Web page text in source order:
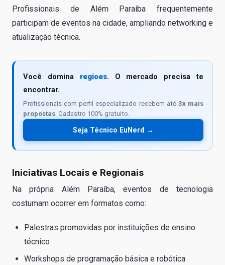
Profissionais de Além Paraíba frequentemente
participam de eventos na cidade, ampliando networking e
atualização técnica.
Você domina regioes. O mercado precisa te
encontrar.
Profissionais com perfil especializado recebem até3x mais
propostas. Cadastro 100% gratuito.
Seja Técnico EuNerd →
Iniciativas Locais e Regionais
Na própria Além Paraíba, eventos de tecnologia
costumam ocorrer em formatos como:
Palestras promovidas por instituições de ensino
técnico
Workshops de programação básica e robótica